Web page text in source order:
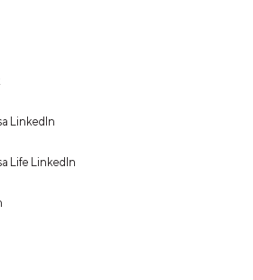
LinkedIn
Life LinkedIn